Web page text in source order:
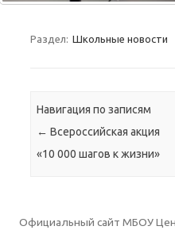
Раздел: Школьные новости
Навигация по записям
← Всероссийская акция
«10 000 шагов к жизни»
Официальный сайт МБОУ